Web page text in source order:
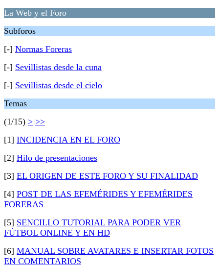
La Web y el Foro
Subforos
[-] Normas Foreras
[-] Sevillistas desde la cuna
[-] Sevillistas desde el cielo
Temas
(1/15) > >>
[1] INCIDENCIA EN EL FORO
[2] Hilo de presentaciones
[3] EL ORIGEN DE ESTE FORO Y SU FINALIDAD
[4] POST DE LAS EFEMÉRIDES Y EFEMÉRIDES
FORERAS
[5] SENCILLO TUTORIAL PARA PODER VER
FÚTBOL ONLINE Y EN HD
[6] MANUAL SOBRE AVATARES E INSERTAR FOTOS
EN COMENTARIOS